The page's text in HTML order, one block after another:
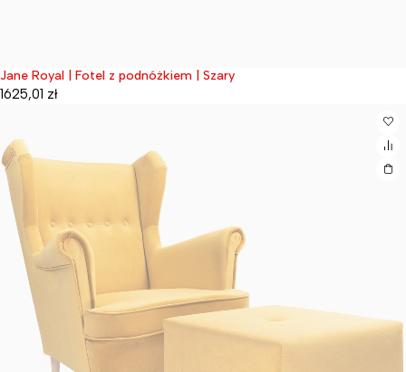
Wyprzedane
Jane Royal | Fotel z podnóżkiem | Szary
1625,01 zł